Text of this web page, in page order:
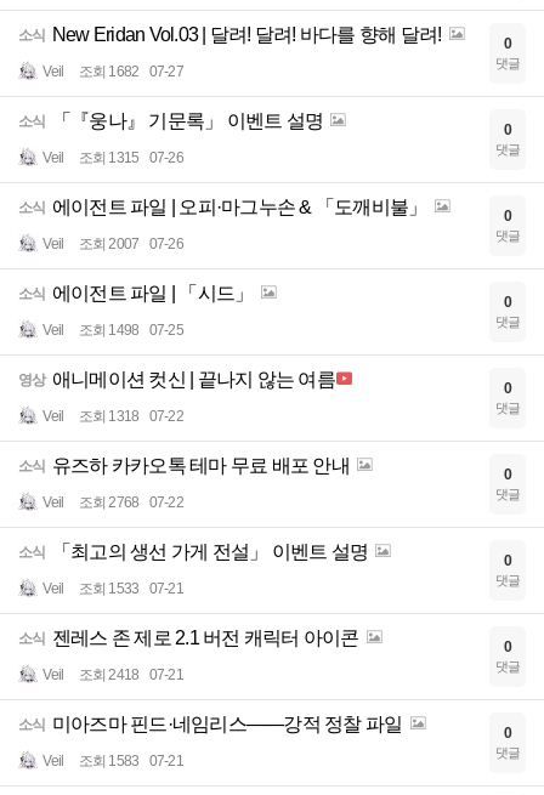
소식 New Eridan Vol.03 | 달려! 달려! 바다를 향해 달려!
Veil 조회 1682 07-27
0
댓글
소식 「『웅나』 기문록」 이벤트 설명
Veil 조회 1315 07-26
0
댓글
소식 에이전트 파일 | 오피·마그누손 & 「도깨비불」
Veil 조회 2007 07-26
0
댓글
소식 에이전트 파일 | 「시드」
Veil 조회 1498 07-25
0
댓글
영상 애니메이션 컷신 | 끝나지 않는 여름
Veil 조회 1318 07-22
0
댓글
소식 유즈하 카카오톡 테마 무료 배포 안내
Veil 조회 2768 07-22
0
댓글
소식 「최고의 생선 가게 전설」 이벤트 설명
Veil 조회 1533 07-21
0
댓글
소식 젠레스 존 제로 2.1 버전 캐릭터 아이콘
Veil 조회 2418 07-21
0
댓글
소식 미아즈마 핀드·네임리스——강적 정찰 파일
Veil 조회 1583 07-21
0
댓글